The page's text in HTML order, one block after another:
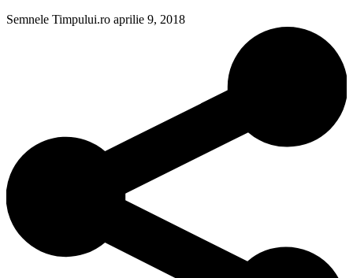
Semnele Timpului.ro aprilie 9, 2018